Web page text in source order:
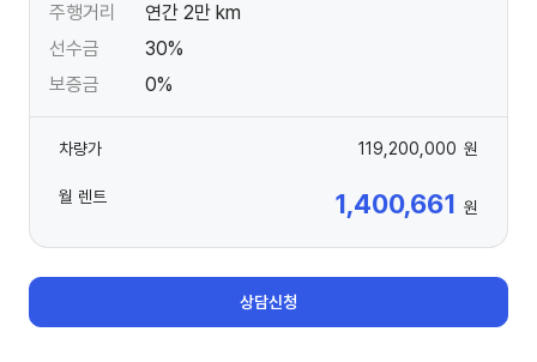
주행거리
연간 2만 km
선수금
30%
보증금
0%
차량가 119,200,000 원
월 렌트 1,400,661 원
상담신청